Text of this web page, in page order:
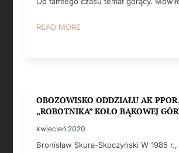
READ MORE
OBOZOWISKO ODDZIAŁU AK
„ROBOTNIKA” KOŁO BĄKOWEJ
kwiecień 2020
Bronisław Skura-Skoczyński W 1985